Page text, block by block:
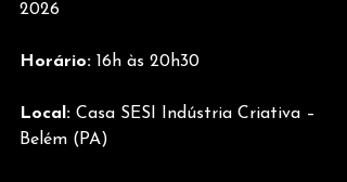
2026
Horário: 16h às 20h30
Local: Casa SESI Indústria Criativa –
Belém (PA)